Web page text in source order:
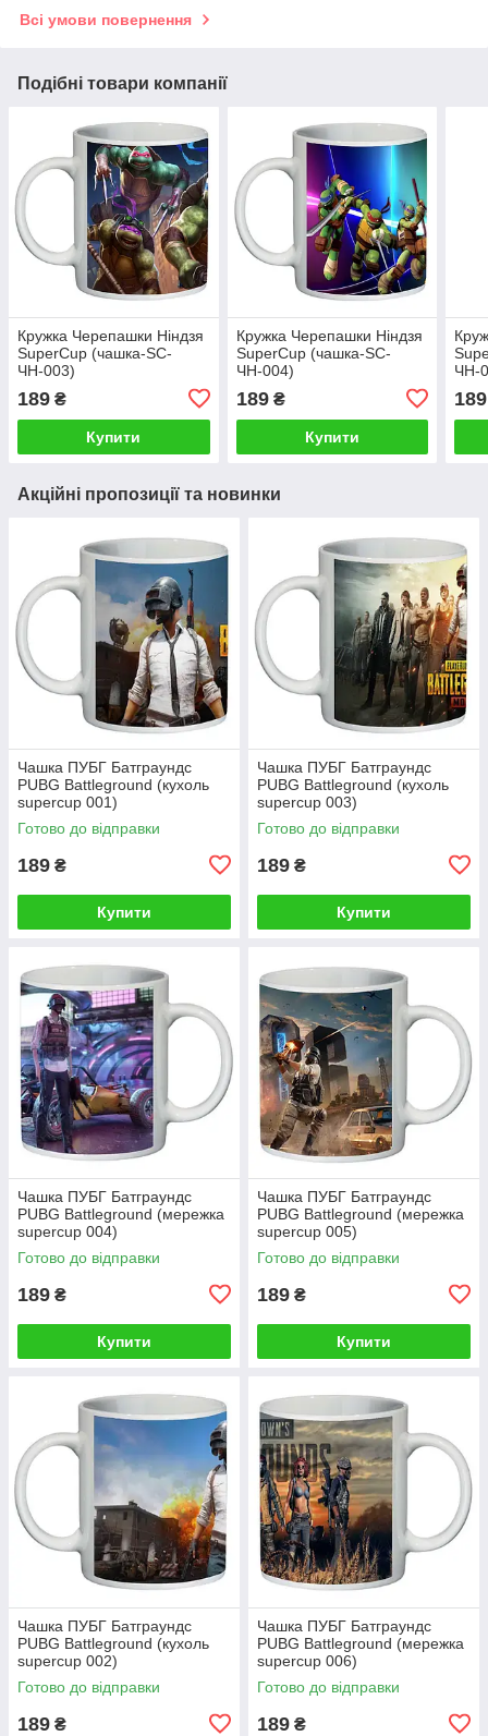
Всі умови повернення
Подібні товари компанії
Кружка Черепашки Ніндзя
SuperCup (чашка-SC-
ЧН-003)
189 ₴
Купити
Кружка Черепашки Ніндзя
SuperCup (чашка-SC-
ЧН-004)
189₴
Купити
ЧН-
189
Акційні пропозиції та новинки
Чашка ПУБГ Батграундс
PUBG Battleground (кухоль
supercup 001)
Готово до відправки
189 ₴
Купити
Чашка ПУБГ Батграундс
PUBG Battleground (кухоль
supercup 003)
Готово до відправки
189 ₴
Купити
Чашка ПУБГ Батграундс
PUBG Battleground (мережка
supercup 004)
Готово до відправки
189 ₴
Купити
Чашка ПУБГ Батграундс
PUBG Battleground (мережка
supercup 005)
Готово до відправки
189 ₴
Купити
Чашка ПУБГ Батграундс
PUBG Battleground (кухоль
supercup 002)
Готово до відправки
189 ₴
Чашка ПУБГ Батграундс
PUBG Battleground (мережка
supercup 006)
Готово до відправки
189 ₴